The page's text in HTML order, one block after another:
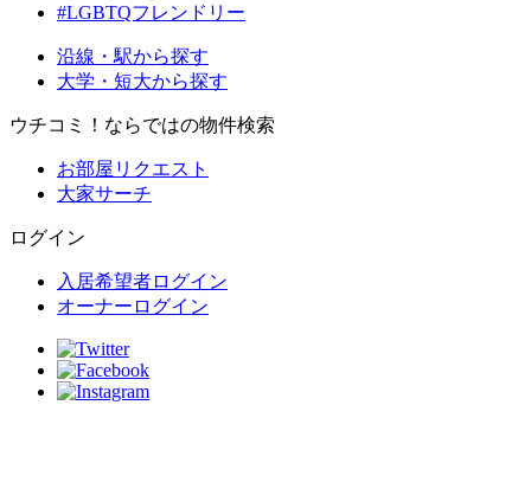
#LGBTQフレンドリー
沿線・駅から探す
大学・短大から探す
ウチコミ！ならではの物件検索
お部屋リクエスト
大家サーチ
ログイン
入居希望者ログイン
オーナーログイン